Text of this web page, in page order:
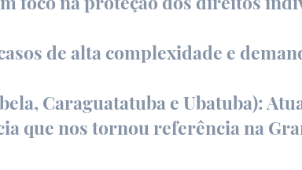
de alta complexidade e
Caraguatatuba e Ubatuba):
que nos tornou referência na